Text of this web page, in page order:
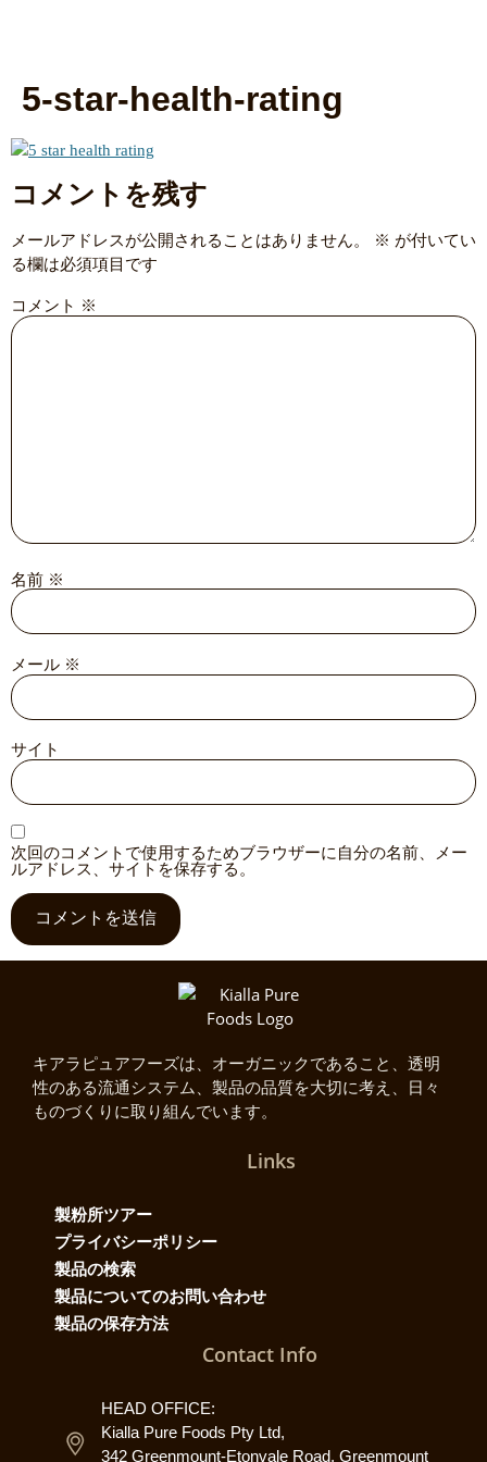
5-star-health-rating
コメントを残す
メールアドレスが公開されることはありません。 ※ が付いてい
る欄は必須項目です
コメント ※
名前 ※
メール ※
サイト
次回のコメントで使用するためブラウザーに自分の名前、メー
ルアドレス、サイトを保存する。
キアラピュアフーズは、オーガニックであること、透明
性のある流通システム、製品の品質を大切に考え、日々
ものづくりに取り組んでいます。
Links
製粉所ツアー
プライバシーポリシー
製品の検索
製品についてのお問い合わせ
製品の保存方法
Contact Info
HEAD OFFICE:
Kialla Pure Foods Pty Ltd,
342 Greenmount-Etonvale Road, Greenmount